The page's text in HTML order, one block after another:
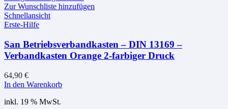
Zur Wunschliste hinzufügen
Schnellansicht
Erste-Hilfe
San Betriebsverbandkasten – DIN 13169 –
Verbandkasten Orange 2-farbiger Druck
64,90 €
In den Warenkorb
inkl. 19 % MwSt.